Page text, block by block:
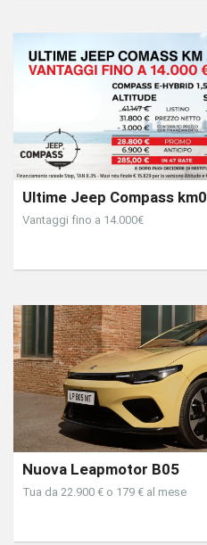
Ultime Jeep Compass km0
Vantaggi fino a 14.000€
Nuova Leapmotor B05
Tua da 22.900 € o 179 € al mese